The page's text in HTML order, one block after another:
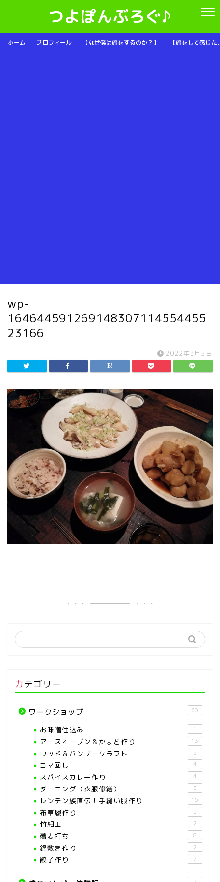
つよぽんぶろぐ♪
ホーム プロフィール 【なぜ僕は旅をするのか？】 【旅をして感じ
wp-
164644591269148307114554455
23166
2022年3月5日
カテゴリー
ワークショップ 60
お味噌仕込み 1
アースオーブン＆かまど作り 13
ウッド＆バンブークラフト 5
コマ回し 4
スパイスカレー作り 4
ダーニング（衣服修繕） 3
レンテン族直伝！手縫い服作り 15
布草履作り 2
竹細工 2
蕎麦打ち 8
鍋敷き作り 2
餃子作り 7